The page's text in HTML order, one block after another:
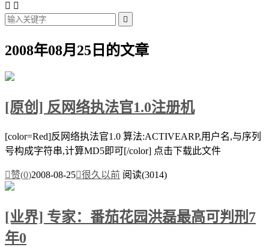
 

2008年08月25日的文章
[原创] 反网络执法官1.0注册机
[color=Red]反网络执法官1.0 算法:ACTIVEARP,用户名,与序列
号构成字符串,计算MD5即可[/color] 点击下载此文件
赞(0)2008-08-25很久以前 阅读(3014)
[业界] 专家：番茄花园洪磊最高可判刑7
年0